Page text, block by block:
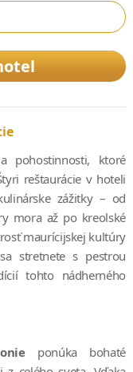
pohostinnosti, ktoré
reštaurácie v hoteli
zážitky – od
mora až po kreolské
maurícijskej kultúry
stretnete s pestrou
tohto nádherného
ponúka bohaté